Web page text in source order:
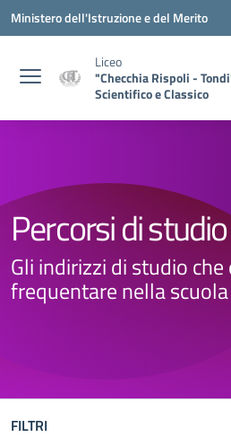
Vai ai contenuti
Vai al menu di navigazione
Vai al footer
Ministero dell'Istruzione e del Merito
Liceo
"Checchia Rispoli -
Scientifico e Classico
Percorsi di studio
Gli indirizzi di studio
frequentare nella scuola
FILTRI